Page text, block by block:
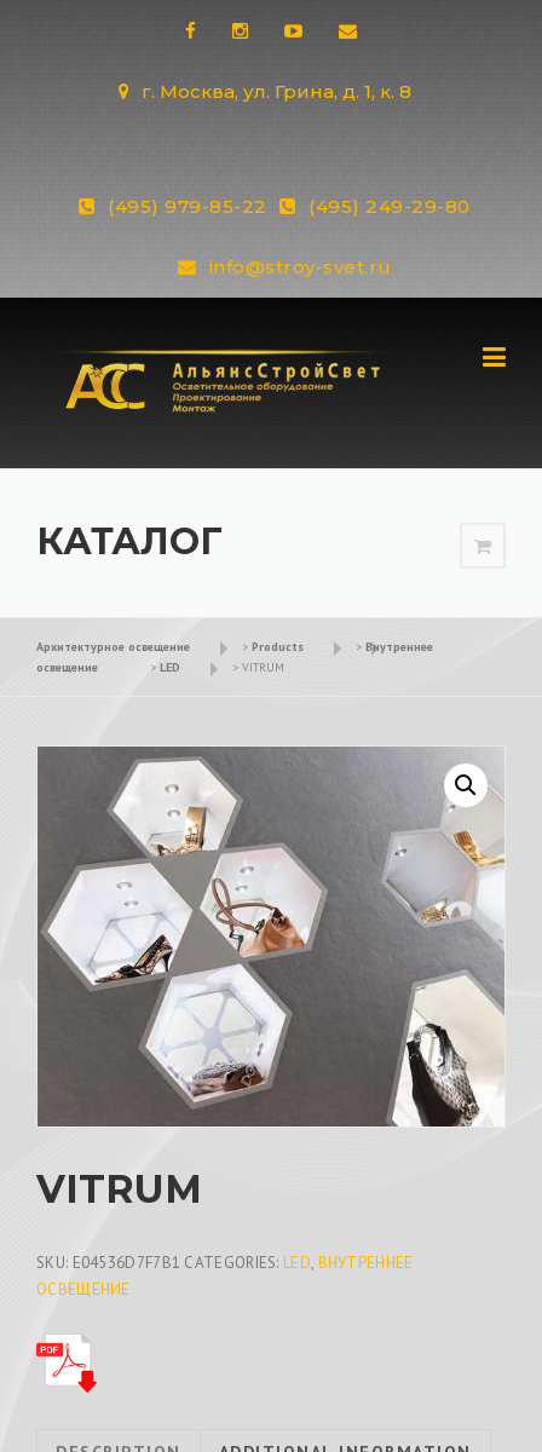
г. Москва, ул. Грина, д. 1, к. 8
(495) 979-85-22 (495) 249-29-80
info@stroy-svet.ru
КАТАЛОГ
Архитектурное освещение > Products > Внутреннее
освещение
> LED > VITRUM
VITRUM
SKU: E04536D7F7B1 CATEGORIES:LED, ВНУТРЕННЕЕ
ОСВЕЩЕНИЕ